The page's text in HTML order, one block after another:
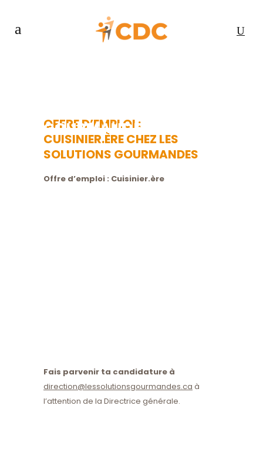
GOURMANDES
OFFRE D’EMPLOI :
CUISINIER.ÈRE CHEZ LES
SOLUTIONS GOURMANDES
Offre d’emploi : Cuisinier.ère
Fais parvenir ta candidature à
direction@lessolutionsgourmandes.ca à
l’attention de la Directrice générale.